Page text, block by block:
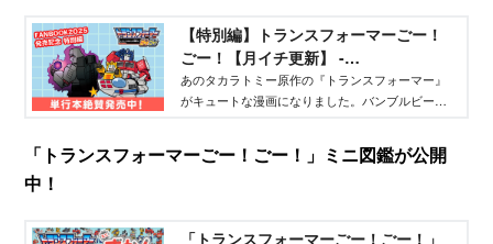
【特別編】トランスフォーマーごー！
ごー！【月イチ更新】 -
TELEMAGA.net｜講談社
あのタカラトミー原作の『トランスフォーマー』
がキュートな漫画になりました。バンブルビー、
ど悪役キャラも大活躍！ 毎月15日にアップされ
ます。よろしく！
「トランスフォーマーごー！ごー！」ミニ図鑑が公開
中！
「トランスフォーマーごー！ごー！」